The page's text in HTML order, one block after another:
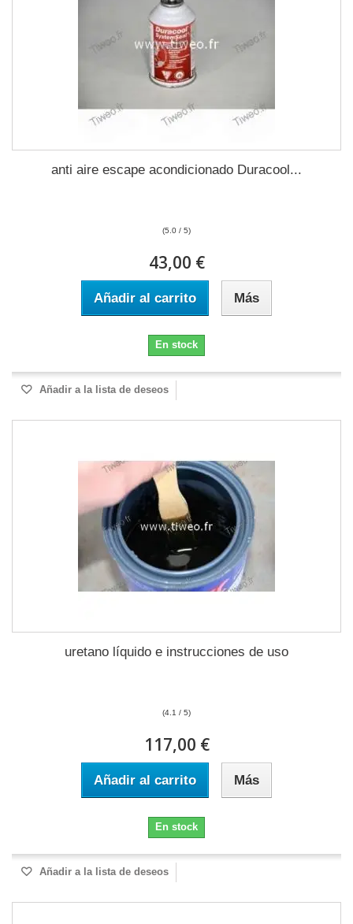
anti aire escape acondicionado Duracool...
(5.0 / 5)
43,00 €
Añadir al carrito Más
En stock
Añadir a la lista de deseos
uretano líquido e instrucciones de uso
(4.1 / 5)
117,00 €
Añadir al carrito Más
En stock
Añadir a la lista de deseos